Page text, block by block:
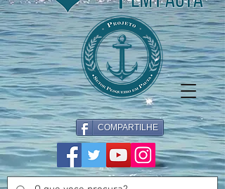
COMPARTILHE